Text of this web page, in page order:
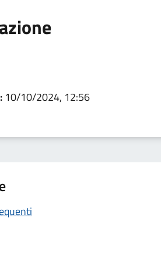
10/10/2024, 12:56